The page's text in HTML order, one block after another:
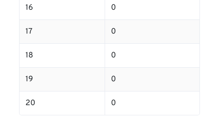
16 0
17 0
18 0
19 0
20 0